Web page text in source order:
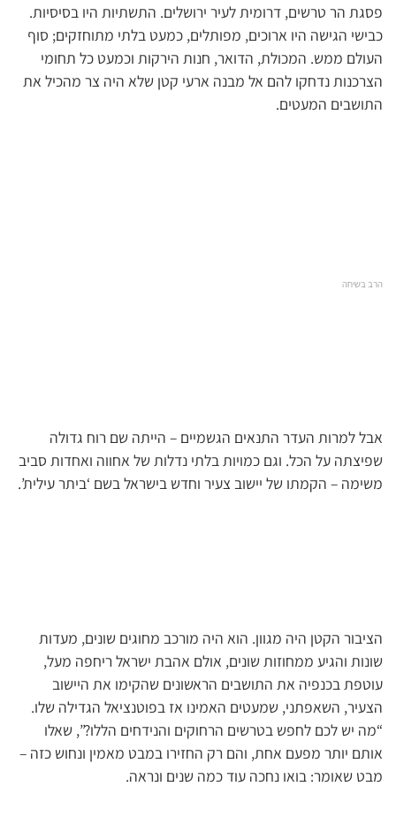
פסגת הר טרשים, דרומית לעיר ירושלים. התשתיות היו בסיסיות.
כבישי הגישה היו ארוכים, מפותלים, כמעט בלתי מתוחזקים; סוף
העולם ממש. המכולת, הדואר, חנות הירקות וכמעט כל תחומי
הצרכנות נדחקו להם אל מבנה ארעי קטן שלא היה צר מהכיל את
התושבים המעטים.
הרב בשיחה
אבל למרות העדר התנאים הגשמיים – הייתה שם רוח גדולה
שפיצתה על הכל. וגם כמויות בלתי נדלות של אחווה ואחדות סביב
משימה – הקמתו של יישוב צעיר וחדש בישראל בשם ‘ביתר עילית’.
הציבור הקטן היה מגוון. הוא היה מורכב מחוגים שונים, מעדות
שונות והגיע ממחוזות שונים, אולם אהבת ישראל ריחפה מעל,
עוטפת בכנפיה את התושבים הראשונים שהקימו את היישוב
הצעיר, השאפתני, שמעטים האמינו אז בפוטנציאל הגדילה שלו.
“מה יש לכם לחפש בטרשים הרחוקים והנידחים הללו?”, שאלו
אותם יותר מפעם אחת, והם רק החזירו במבט מאמין ונחוש כזה –
מבט שאומר: בואו נחכה עוד כמה שנים ונראה.